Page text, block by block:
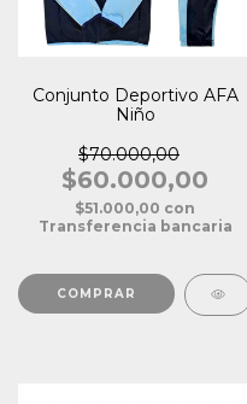
Conjunto Deportivo AFA
Niño
$70.000,00
$60.000,00
$51.000,00 con
Transferencia bancaria
COMPRAR